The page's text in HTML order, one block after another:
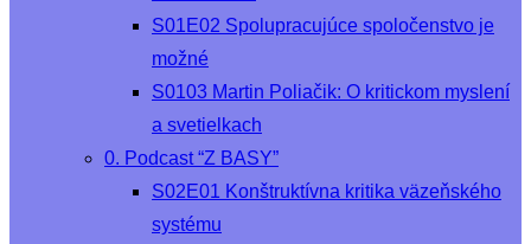
S01E02 Spolupracujúce spoločenstvo je
možné
S0103 Martin Poliačik: O kritickom myslení
a svetielkach
0. Podcast “Z BASY”
S02E01 Konštruktívna kritika väzeňského
systému